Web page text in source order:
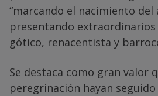
“marcando el nacimiento
presentando
gótico, renacentista y
Se destaca como gran valor
peregrinación hayan